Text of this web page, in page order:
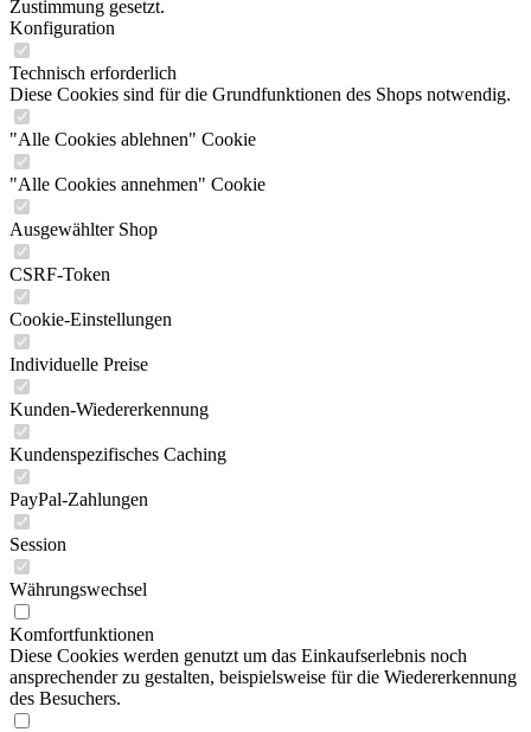
Zustimmung gesetzt.
Konfiguration
Technisch erforderlich
Diese Cookies sind für die Grundfunktionen des Shops notwendig.
"Alle Cookies ablehnen" Cookie
"Alle Cookies annehmen" Cookie
Ausgewählter Shop
CSRF-Token
Cookie-Einstellungen
Individuelle Preise
Kunden-Wiedererkennung
Kundenspezifisches Caching
PayPal-Zahlungen
Session
Währungswechsel
Komfortfunktionen
Diese Cookies werden genutzt um das Einkaufserlebnis noch
ansprechender zu gestalten, beispielsweise für die Wiedererkennung
des Besuchers.